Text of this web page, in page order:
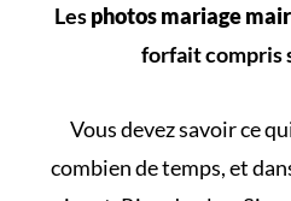
Lesphotos mariage
forfait compris
Vous devez savoir ce
combien de temps, et